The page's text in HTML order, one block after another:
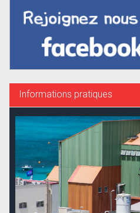
Informations pratiques